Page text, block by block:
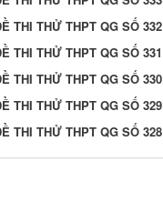
THI THỬ THPT QG SỐ 332
THI THỬ THPT QG SỐ 331
THI THỬ THPT QG SỐ 330
THI THỬ THPT QG SỐ 329
THI THỬ THPT QG SỐ 328